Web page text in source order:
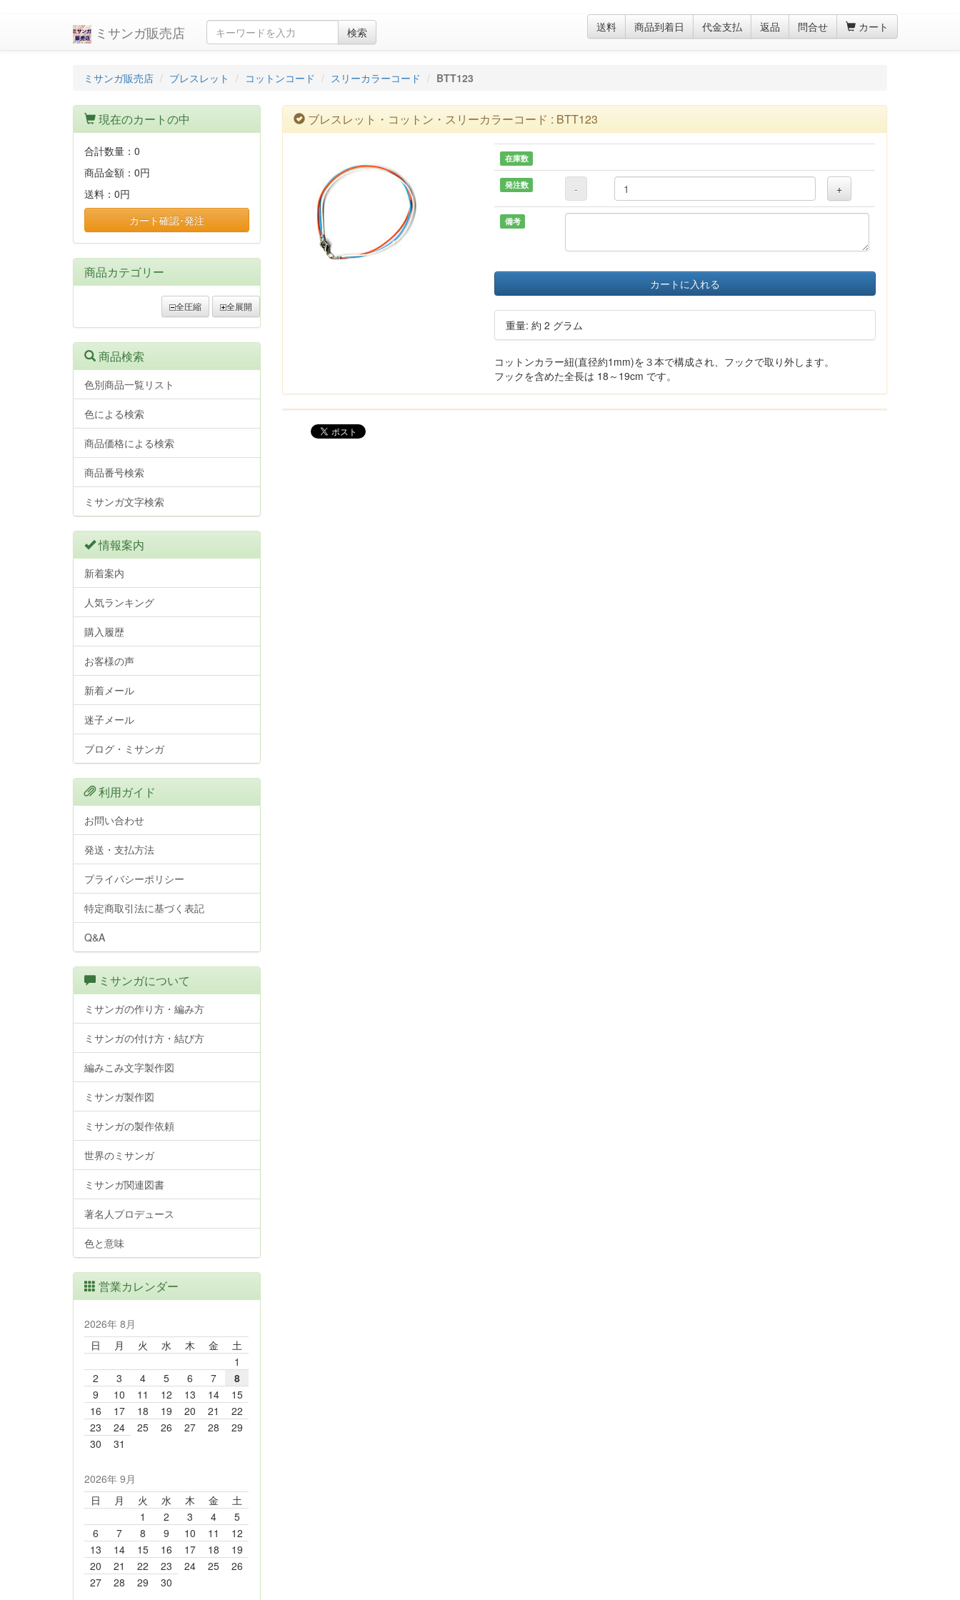
ミサンガ販売店 検索 送料 商品到着日 代金支払 返品 問合せ カート
ミサンガ販売店 ブレスレット コットンコード スリーカラーコード BTT123
ブレスレット・コットン・スリーカラーコード : BTT123
在庫数
発注数 - +
備考
カートに入れる
重量: 約 2 グラム
コットンカラー紐(直径約1mm)を３本で構成され、フックで取り外します。
フックを含めた全長は 18～19cm です。
現在のカートの中
合計数量： 0
商品金額： 0円
送料： 0円
カート確認･発注
商品カテゴリー
全圧縮 全展開
商品検索
色別商品一覧リスト
色による検索
商品価格による検索
商品番号検索
ミサンガ文字検索
情報案内
新着案内
人気ランキング
購入履歴
お客様の声
新着メール
迷子メール
ブログ・ミサンガ
利用ガイド
お問い合わせ
発送・支払方法
プライバシーポリシー
特定商取引法に基づく表記
Q&A
ミサンガについて
ミサンガの作り方・編み方
ミサンガの付け方・結び方
編みこみ文字製作図
ミサンガ製作図
ミサンガの製作依頼
世界のミサンガ
ミサンガ関連図書
著名人プロデュース
色と意味
営業カレンダー
2026年 8月
日
月 火 水 木 金
土
1
2
3 4 5 6 7
8
9
10 11 12 13 14
15
16
17 18 19 20 21
22
23
24 25 26 27 28
29
30
31
2026年 9月
日
月 火 水 木 金
土
1
2 3 4
5
6
7 8 9 10 11
12
13
14 15 16 17 18
19
20
21 22 23 24 25
26
27
28 29 30